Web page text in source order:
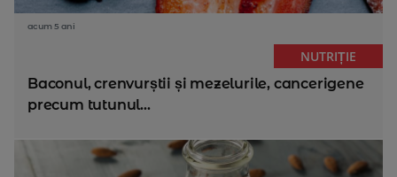
acum 5 ani
NUTRIȚIE
Baconul, crenvurștii și mezelurile, cancerigene
precum tutunul...